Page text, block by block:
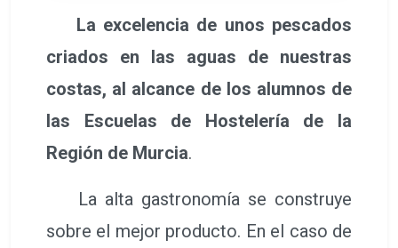
La excelencia de unos pescados
criados en las aguas de nuestras
costas, al alcance de los alumnos de
las Escuelas de Hostelería de la
Región de Murcia.
La alta gastronomía se construye
sobre el mejor producto. En el caso de